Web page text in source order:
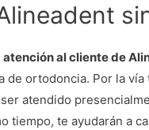
atención al cliente de
de ortodoncia. Por la
atendido
tiempo, te ayudarán a